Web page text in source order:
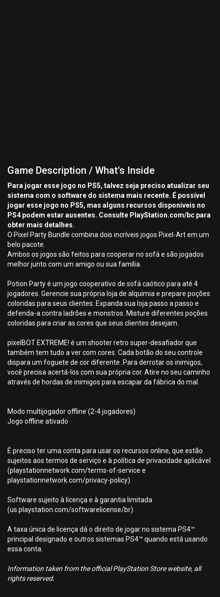
Game Description / What's Inside
Para jogar esse jogo no PS5, talvez seja preciso atualizar seu
sistema com o software do sistema mais recente. É possível
jogar esse jogo no PS5, mas alguns recursos disponíveis no
PS4 podem estar ausentes. Consulte PlayStation.com/bc para
obter mais detalhes.
O Pixel Party Bundle combina dois incríveis jogos Pixel-Art em um
belo pacote.
Ambos os jogos são feitos para cooperar no sofá e são jogados
melhor junto com um amigo ou sua família.
Potion Party é um jogo cooperativo de sofá caótico para até 4
jogadores. Gerencie sua própria loja de alquimia e prepare poções
coloridas para seus clientes. Expanda sua loja passo a passo e
defenda-a contra ladrões e monstros. Misture diferentes poções
coloridas para criar as cores que seus clientes desejam.
pixelBOT EXTREME! é um shooter retro super-desafiador que
também tem tudo a ver com cores. Cada botão do seu controle
dispara um foguete de cor diferente. Para derrotar os inimigos,
você precisa acertá-los com sua própria cor. Atire no seu caminho
através de hordas de inimigos para escapar da fábrica do mal.
Modo multijogador offline (2-4 jogadores)
Jogo offline ativado
É preciso ter uma conta para usar os recursos online, que estão
sujeitos aos termos de serviço e à política de privacidade aplicável
(playstationnetwork.com/terms-of-service e
playstationnetwork.com/privacy-policy).
Software sujeito à licença e à garantia limitada
(us.playstation.com/softwarelicense/br).
A taxa única de licença dá o direito de jogar no sistema PS4™
principal designado e outros sistemas PS4™ quando está usando
essa conta.
Information taken from the official PlayStation Store website, all
rights reserved.